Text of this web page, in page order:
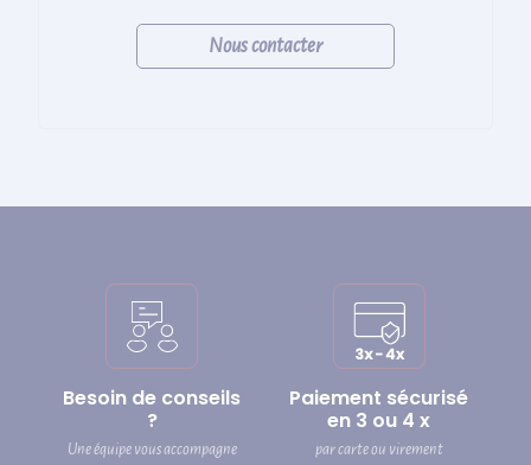
Nous contacter
Besoin de conseils
?
Une équipe vous accompagne
Paiement sécurisé
en 3 ou 4 x
par carte ou virement